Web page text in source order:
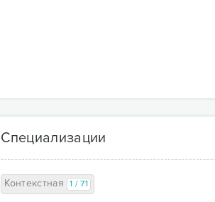
Специализации
Контекстная 1 / 71